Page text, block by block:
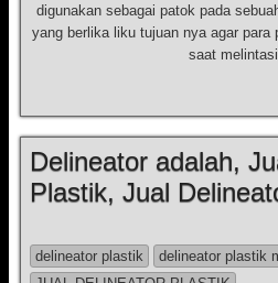
digunakan sebagai patok pada
yang berlika liku tujuan nya agar para
saat
Delineator adalah,
Plastik, Jual
delineator plastik
delineator plastik